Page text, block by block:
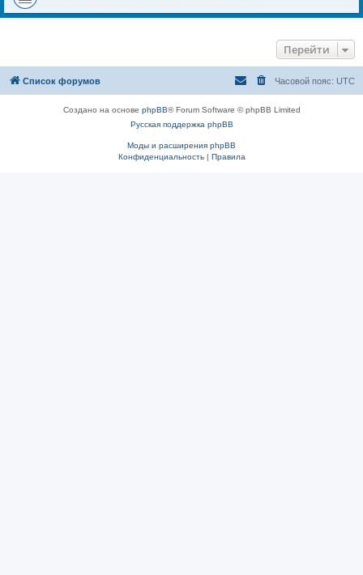
Перейти
Список форумов Часовой пояс: UTC
Создано на основе phpBB® Forum Software © phpBB Limited
Русская поддержка phpBB
Моды и расширения phpBB
Конфиденциальность| Правила